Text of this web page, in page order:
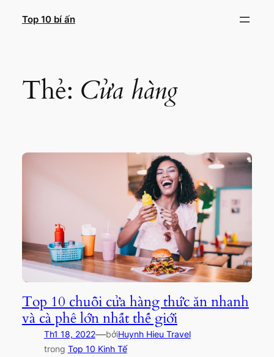
Top 10 bí ấn
Thẻ: Cửa hàng
Top 10 chuỗi cửa hàng thức ăn nhanh
và cà phê lớn nhất thế giới
Th1 18, 2022—bởiHuynh Hieu Travel
trong Top 10 Kinh Tế